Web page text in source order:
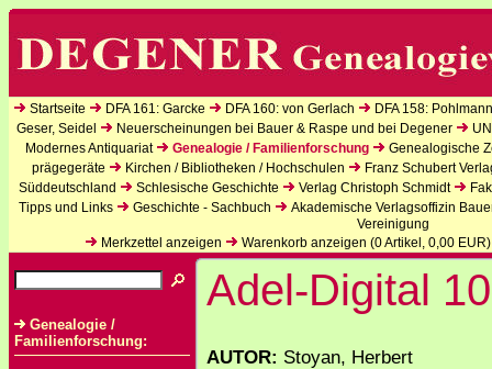
Startseite DFA 161: Garcke DFA 160: von Gerlach
DFA 158:
Geser, Seidel
Neuerscheinungen bei Bauer & Raspe und bei Degener
Modernes Antiquariat
Genealogie / Familienforschung
Genealogische
prägegeräte
Kirchen / Bibliotheken / Hochschulen
Franz Schubert
Süddeutschland
Schlesische Geschichte Verlag Christoph Schmidt
Tipps und Links
Geschichte - Sachbuch
Akademische Verlagsoffizin
Vereinigung
Merkzettel anzeigen
Warenkorb anzeigen (0Artikel, 0,00 EUR)
Genealogie /
Familienforschung:
Adel-Digital 10
AUTOR: Stoyan, Herbert